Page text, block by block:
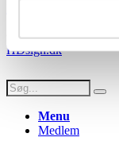
© Copyright FADB
HDsign.dk
Menu
Medlem